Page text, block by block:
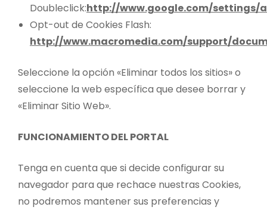
Doubleclick:http://www.google.com/settings/
Opt-out de Cookies Flash:
http://www.macromedia.com/support/
Seleccione la opción «Eliminar todos los sitios» o
seleccione la web específica que desee borrar y
«Eliminar Sitio Web».
FUNCIONAMIENTO DEL PORTAL
Tenga en cuenta que si decide configurar su
navegador para que rechace nuestras Cookies,
no podremos mantener sus preferencias y